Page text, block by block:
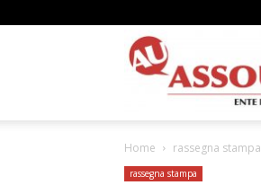
Home rassegna stampa
rassegna stampa